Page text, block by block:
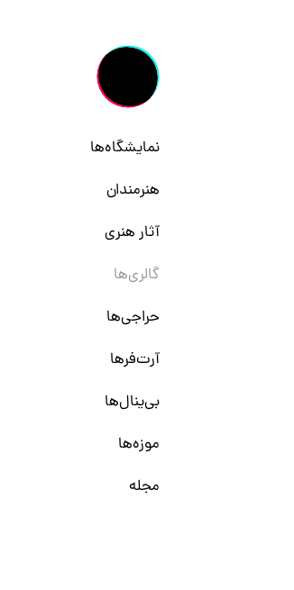
نمایشگاه‌ها
هنرمندان
آثار هنری
گالری‌ها
حراجی‌ها
آرت‌فرها
بی‌ینال‌ها
موزه‌ها
مجله